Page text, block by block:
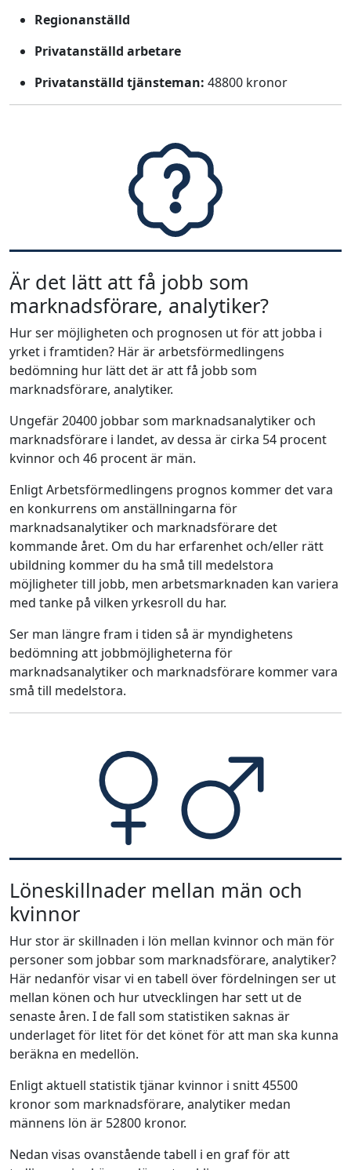
Regionanställd
Privatanställd arbetare
Privatanställd tjänsteman: 48800 kronor
Är det lätt att få jobb som
marknadsförare, analytiker?
Hur ser möjligheten och prognosen ut för att jobba i
yrket i framtiden? Här är arbetsförmedlingens
bedömning hur lätt det är att få jobb som
marknadsförare, analytiker.
Ungefär 20400 jobbar som marknadsanalytiker och
marknadsförare i landet, av dessa är cirka 54 procent
kvinnor och 46 procent är män.
Enligt Arbetsförmedlingens prognos kommer det vara
en konkurrens om anställningarna för
marknadsanalytiker och marknadsförare det
kommande året. Om du har erfarenhet och/eller rätt
ubildning kommer du ha små till medelstora
möjligheter till jobb, men arbetsmarknaden kan variera
med tanke på vilken yrkesroll du har.
Ser man längre fram i tiden så är myndighetens
bedömning att jobbmöjligheterna för
marknadsanalytiker och marknadsförare kommer vara
små till medelstora.
Löneskillnader mellan män och
kvinnor
Hur stor är skillnaden i lön mellan kvinnor och män för
personer som jobbar som marknadsförare, analytiker?
Här nedanför visar vi en tabell över fördelningen ser ut
mellan könen och hur utvecklingen har sett ut de
senaste åren. I de fall som statistiken saknas är
underlaget för litet för det könet för att man ska kunna
beräkna en medellön.
Enligt aktuell statistik tjänar kvinnor i snitt 45500
kronor som marknadsförare, analytiker medan
männens lön är 52800 kronor.
Nedan visas ovanstående tabell i en graf för att